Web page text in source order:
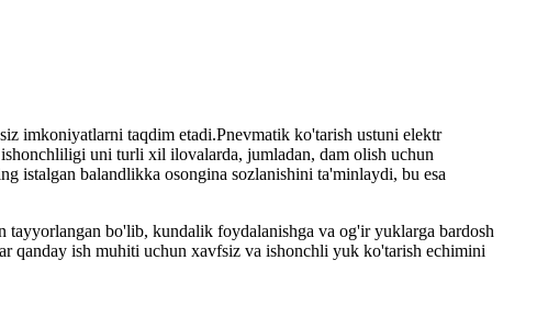
imkoniyatlarni taqdim etadi.Pnevmatik ko'tarish ustuni elektr
uni turli xil ilovalarda, jumladan, dam olish uchun
istalgan balandlikka osongina sozlanishini ta'minlaydi, bu esa
bo'lib, kundalik foydalanishga va og'ir yuklarga bardosh
qanday ish muhiti uchun xavfsiz va ishonchli yuk ko'tarish echimini